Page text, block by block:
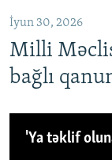
İyun 30, 2026
Milli
bağlı